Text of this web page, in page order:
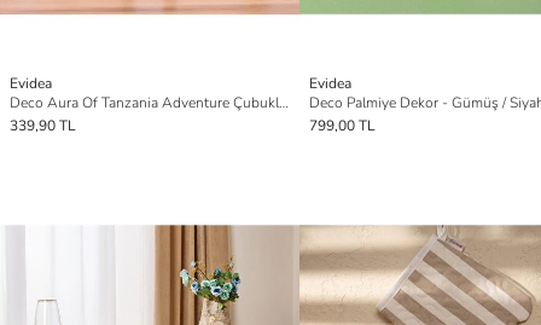
Evidea
Deco Aura Of Tanzania Adventure Çubuklu Oda Kokusu - Füme - 100 ml
339,90 TL
Evidea
799,00 TL